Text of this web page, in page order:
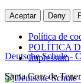
Aceptar Deny
Política de
POLÍTICA
Impressum
Ir
Deutsche Schule -
Santa Cruz de